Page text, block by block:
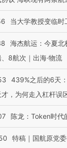
当大学教授变临
海杰航运：今夏
8航次｜出海·物流
439%之后的6天
才，为何走入杠杆误
陈龙：Token时代
特稿｜国航原党